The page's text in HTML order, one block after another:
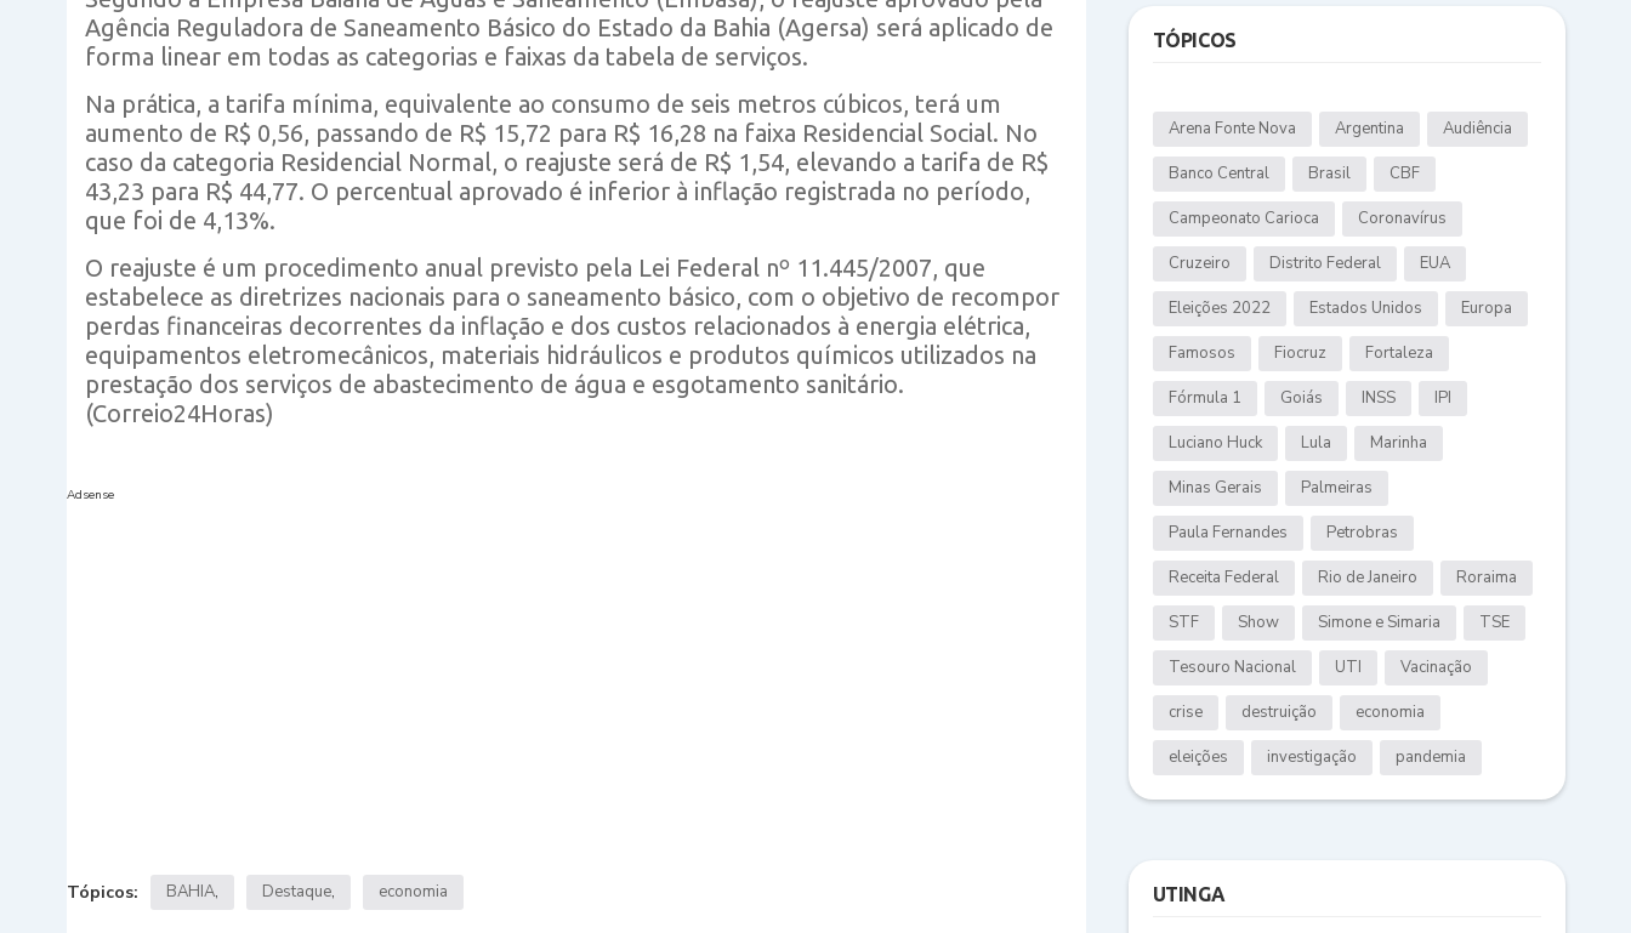
Agência Reguladora de Saneamento Básico do Estado da Bahia (Agersa) será aplicado de
forma linear em todas as categorias e faixas da tabela de serviços.
Na prática, a tarifa mínima, equivalente ao consumo de seis metros cúbicos, terá um
aumento de R$ 0,56, passando de R$ 15,72 para R$ 16,28 na faixa Residencial Social. No
caso da categoria Residencial Normal, o reajuste será de R$ 1,54, elevando a tarifa de R$
43,23 para R$ 44,77. O percentual aprovado é inferior à inflação registrada no período,
que foi de 4,13%.
O reajuste é um procedimento anual previsto pela Lei Federal nº 11.445/2007, que
estabelece as diretrizes nacionais para o saneamento básico, com o objetivo de recompor
perdas financeiras decorrentes da inflação e dos custos relacionados à energia elétrica,
equipamentos eletromecânicos, materiais hidráulicos e produtos químicos utilizados na
prestação dos serviços de abastecimento de água e esgotamento sanitário.
(Correio24Horas)
Adsense
Tópicos: BAHIA Destaque economia
TÓPICOS
Arena Fonte Nova Argentina Audiência
Banco Central Brasil CBF
Campeonato Carioca Coronavírus
Cruzeiro Distrito Federal EUA
Eleições 2022 Estados Unidos Europa
Famosos Fiocruz Fortaleza
Fórmula 1 Goiás INSS IPI
Luciano Huck Lula Marinha
Minas Gerais Palmeiras
Paula Fernandes Petrobras
Receita Federal Rio de Janeiro Roraima
STF Show Simone e Simaria TSE
Tesouro Nacional UTI Vacinação
crise destruição economia
eleições investigação pandemia
UTINGA